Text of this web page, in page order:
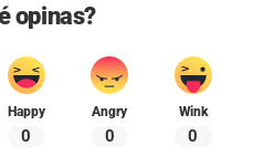
opinas?
Happy
0
Angry
0
Wink
0